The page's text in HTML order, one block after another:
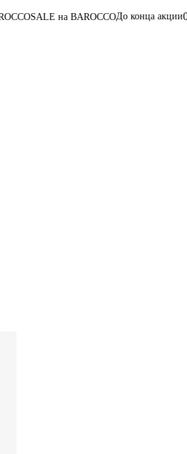
на BAROCCOДо конца акции07:02:55:09